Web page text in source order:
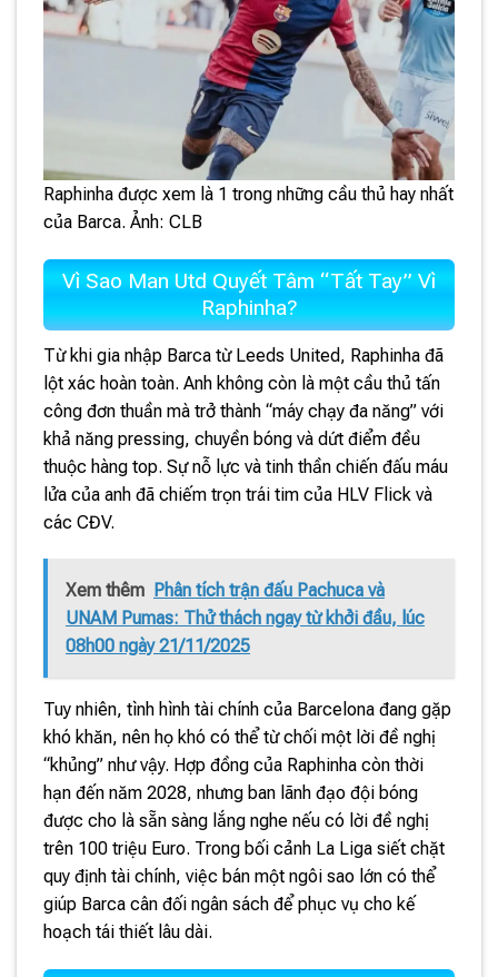
Raphinha được xem là 1 trong những cầu thủ hay nhất
của Barca. Ảnh: CLB
Vì Sao Man Utd Quyết Tâm “Tất Tay” Vì
Raphinha?
Từ khi gia nhập Barca từ Leeds United, Raphinha đã
lột xác hoàn toàn. Anh không còn là một cầu thủ tấn
công đơn thuần mà trở thành “máy chạy đa năng” với
khả năng pressing, chuyền bóng và dứt điểm đều
thuộc hàng top. Sự nỗ lực và tinh thần chiến đấu máu
lửa của anh đã chiếm trọn trái tim của HLV Flick và
các CĐV.
Xem thêm Phân tích trận đấu Pachuca và
UNAM Pumas: Thử thách ngay từ khởi đầu, lúc
08h00 ngày 21/11/2025
Tuy nhiên, tình hình tài chính của Barcelona đang gặp
khó khăn, nên họ khó có thể từ chối một lời đề nghị
“khủng” như vậy. Hợp đồng của Raphinha còn thời
hạn đến năm 2028, nhưng ban lãnh đạo đội bóng
được cho là sẵn sàng lắng nghe nếu có lời đề nghị
trên 100 triệu Euro. Trong bối cảnh La Liga siết chặt
quy định tài chính, việc bán một ngôi sao lớn có thể
giúp Barca cân đối ngân sách để phục vụ cho kế
hoạch tái thiết lâu dài.